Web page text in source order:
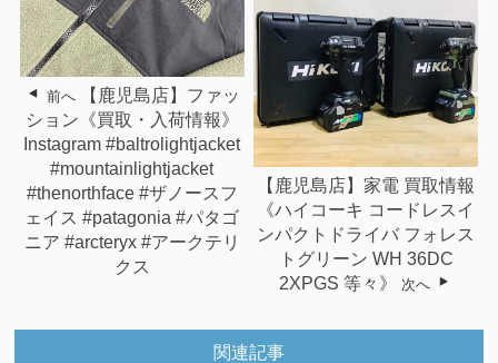
前へ
【鹿児島店】ファッ
ション《買取・入荷情報》
Instagram #baltrolightjacket
#mountainlightjacket
#thenorthface #ザノースフ
ェイス #patagonia #パタゴ
ニア #arcteryx #アークテリ
クス
【鹿児島店】家電 買取情報
《ハイコーキ コードレスイ
ンパクトドライバ フォレス
トグリーン WH 36DC
2XPGS 等々》
次へ
関連記事